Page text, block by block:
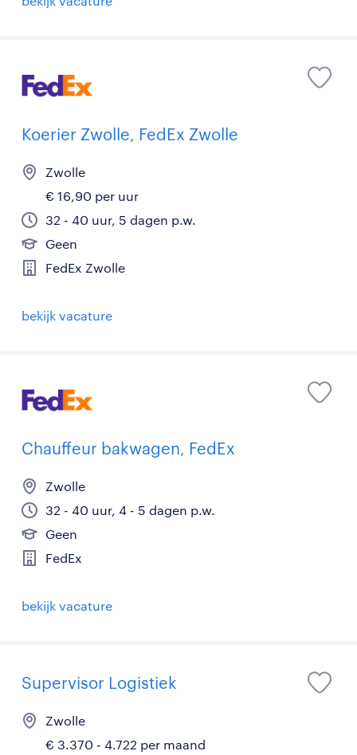
Koerier Zwolle, FedEx Zwolle
Zwolle
€ 16,90 per uur
32 - 40 uur, 5 dagen p.w.
Geen
FedEx Zwolle
bekijk vacature
Chauffeur bakwagen, FedEx
Zwolle
32 - 40 uur, 4 - 5 dagen p.w.
Geen
FedEx
bekijk vacature
Supervisor Logistiek
Zwolle
€ 3.370 - 4.722 per maand